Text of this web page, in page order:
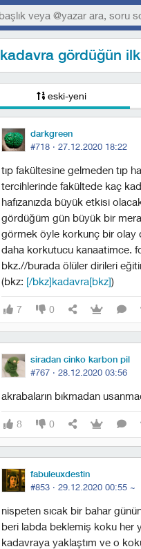
kadavra gördüğün
eski-yeni
darkgreen
#718 · 27.12.2020 18:22
tıp fakültesine gelmeden tıp
tercihlerinde fakültede kaç
hafızanızda büyük etkisi
gördüğüm gün büyük bir
görmek öyle korkunç bir olay
daha korkutucu kanaatimce.
bkz.//burada ölüler dirileri
(bkz: [/bkz]kadavra[bkz])
7 0
siradan cinko karbon pil
#767 · 28.12.2020 03:56
akrabaların bıkmadan
8 0
fabuleuxdestin
#853 · 29.12.2020 00:55 ~
nispeten sıcak bir bahar
beri labda beklemiş koku her
kadavraya yaklaştım ve o